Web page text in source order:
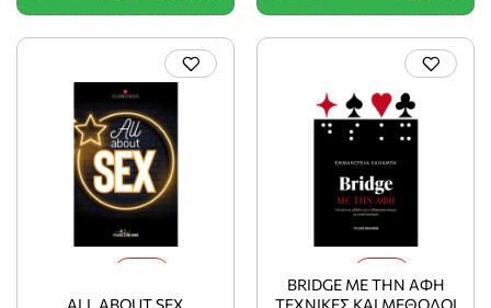
ALL ABOUT SEX
BRIDGE ΜΕ ΤΗΝ ΑΦΗ
ΤΕΧΝΙΚΕΣ ΚΑΙ ΜΕΘΟΔΟΙ